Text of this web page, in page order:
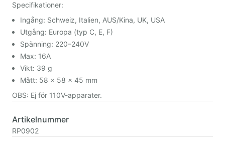
Specifikationer:
Ingång: Schweiz, Italien, AUS/Kina, UK, USA
Utgång: Europa (typ C, E, F)
Spänning: 220–240V
Max: 16A
Vikt: 39 g
Mått: 58 x 58 x 45 mm
OBS: Ej för 110V-apparater.
Artikelnummer
RP0902